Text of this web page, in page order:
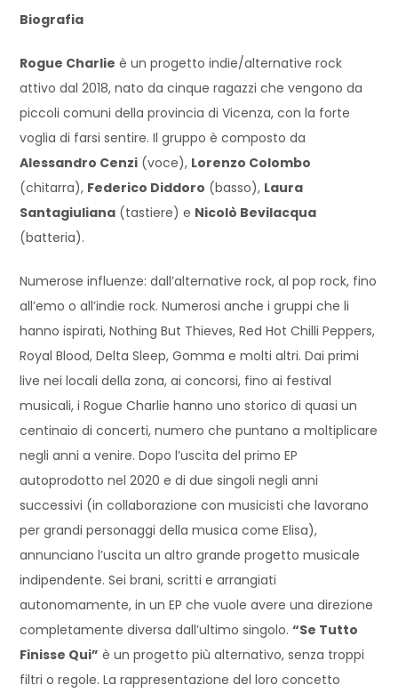
Biografia
Rogue Charlie è un progetto indie/alternative rock
attivo dal 2018, nato da cinque ragazzi che vengono da
piccoli comuni della provincia di Vicenza, con la forte
voglia di farsi sentire. Il gruppo è composto da
Alessandro Cenzi (voce), Lorenzo Colombo
(chitarra), Federico Diddoro (basso), Laura
Santagiuliana (tastiere) e Nicolò Bevilacqua
(batteria).
Numerose influenze: dall’alternative rock, al pop rock, fino
all’emo o all’indie rock. Numerosi anche i gruppi che li
hanno ispirati, Nothing But Thieves, Red Hot Chilli Peppers,
Royal Blood, Delta Sleep, Gomma e molti altri. Dai primi
live nei locali della zona, ai concorsi, fino ai festival
musicali, i Rogue Charlie hanno uno storico di quasi un
centinaio di concerti, numero che puntano a moltiplicare
negli anni a venire. Dopo l’uscita del primo EP
autoprodotto nel 2020 e di due singoli negli anni
successivi (in collaborazione con musicisti che lavorano
per grandi personaggi della musica come Elisa),
annunciano l’uscita un altro grande progetto musicale
indipendente. Sei brani, scritti e arrangiati
autonomamente, in un EP che vuole avere una direzione
completamente diversa dall’ultimo singolo.“Se Tutto
Finisse Qui” è un progetto più alternativo, senza troppi
filtri o regole. La rappresentazione del loro concetto